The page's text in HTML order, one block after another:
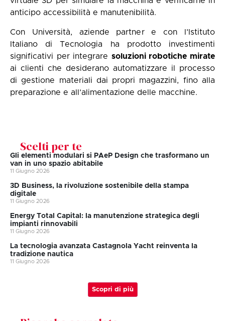
anticipo accessibilità e manutenibilità.
Con Università, aziende partner e con l’Istituto
Italiano di Tecnologia ha prodotto investimenti
significativi per integrare soluzioni robotiche mirate
ai clienti che desiderano automatizzare il processo
di gestione materiali dai propri magazzini, fino alla
preparazione e all’alimentazione delle macchine.
Scelti per te
Gli elementi modulari si PAeP Design che trasformano un
van in uno spazio abitabile
11 Giugno 2026
3D Business, la rivoluzione sostenibile della stampa
digitale
11 Giugno 2026
Energy Total Capital: la manutenzione strategica degli
impianti rinnovabili
11 Giugno 2026
La tecnologia avanzata Castagnola Yacht reinventa la
tradizione nautica
11 Giugno 2026
Scopri di più